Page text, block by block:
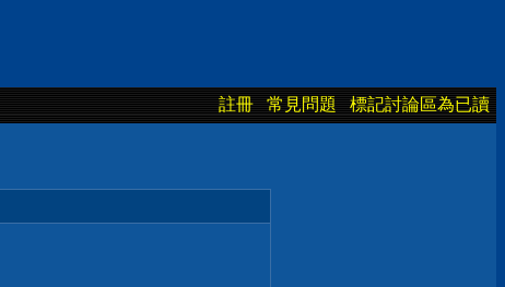
註冊 常見問題 標記討論區為已讀